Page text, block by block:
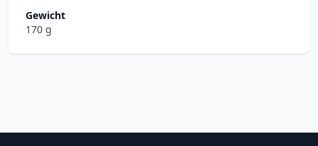
Gewicht
170 g